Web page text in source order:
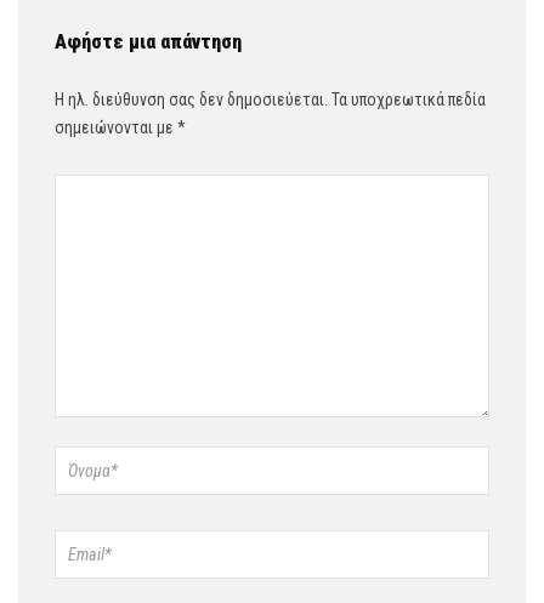
Αφήστε μια απάντηση
Η ηλ. διεύθυνση σας δεν δημοσιεύεται. Τα υποχρεωτικά πεδία
σημειώνονται με *